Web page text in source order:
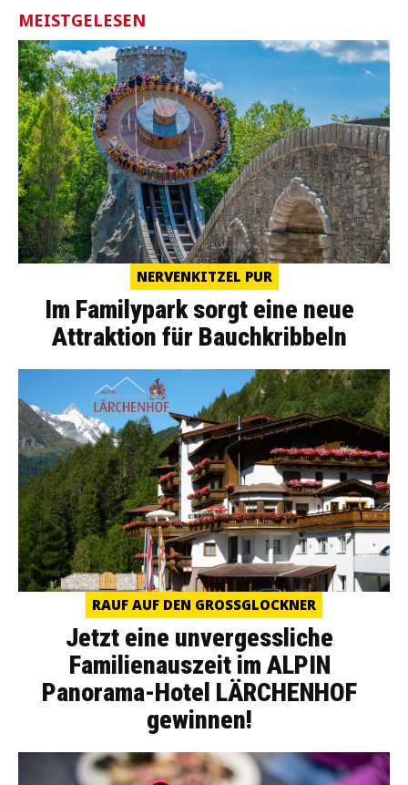
MEISTGELESEN
NERVENKITZEL PUR
Im Familypark sorgt eine neue
Attraktion für Bauchkribbeln
RAUF AUF DEN GROSSGLOCKNER
Jetzt eine unvergessliche
Familienauszeit im ALPIN
Panorama-Hotel LÄRCHENHOF
gewinnen!